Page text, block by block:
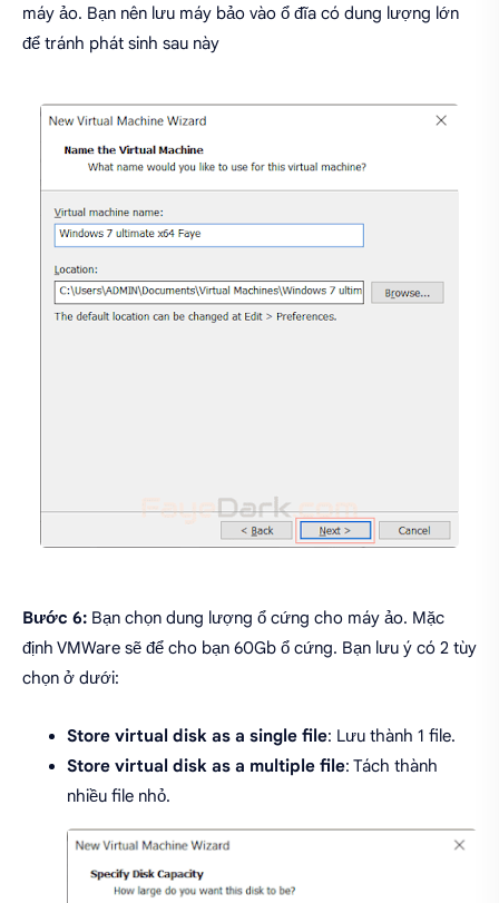
máy ảo. Bạn nên lưu máy bảo vào ổ đĩa có dung lượng lớn
để tránh phát sinh sau này
Bước 6: Bạn chọn dung lượng ổ cứng cho máy ảo. Mặc
định VMWare sẽ để cho bạn 60Gb ổ cứng. Bạn lưu ý có 2 tùy
chọn ở dưới:
Store virtual disk as a single file: Lưu thành 1 file.
Store virtual disk as a multiple file: Tách thành
nhiều file nhỏ.